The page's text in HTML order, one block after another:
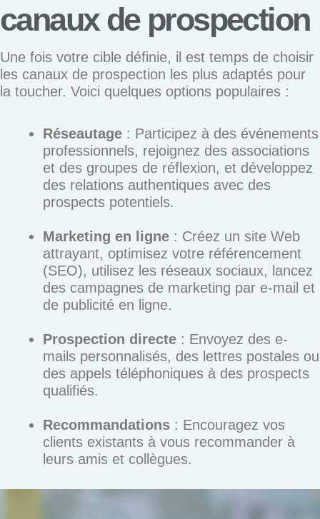
canaux de prospection
Une fois votre cible définie, il est temps de choisir
les canaux de prospection les plus adaptés pour
la toucher. Voici quelques options populaires :
Réseautage : Participez à des événements
professionnels, rejoignez des associations
et des groupes de réflexion, et développez
des relations authentiques avec des
prospects potentiels.
Marketing en ligne : Créez un site Web
attrayant, optimisez votre référencement
(SEO), utilisez les réseaux sociaux, lancez
des campagnes de marketing par e-mail et
de publicité en ligne.
Prospection directe : Envoyez des e-
mails personnalisés, des lettres postales ou
des appels téléphoniques à des prospects
qualifiés.
Recommandations : Encouragez vos
clients existants à vous recommander à
leurs amis et collègues.